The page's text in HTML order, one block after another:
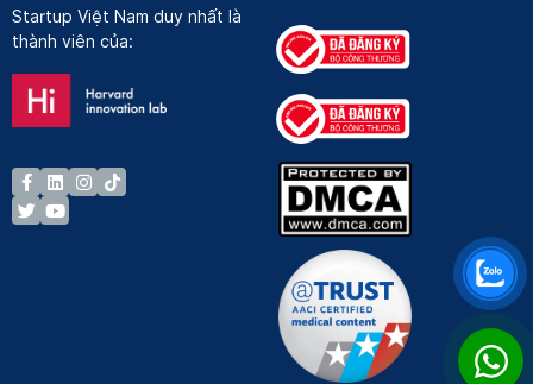
Startup Việt Nam duy nhất là
thành viên của: